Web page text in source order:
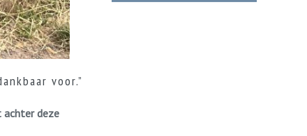
voor.”
achter deze